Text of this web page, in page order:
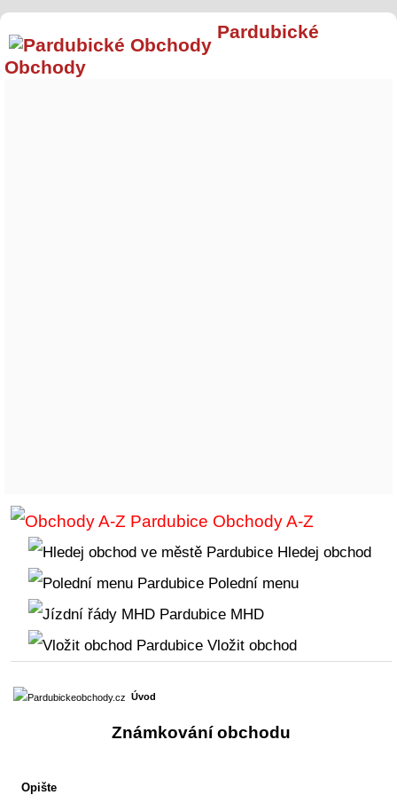
Pardubické
Obchody
Obchody A-Z
Hledej obchod
Polední menu
MHD
Vložit obchod
Úvod
Známkování obchodu
Opište